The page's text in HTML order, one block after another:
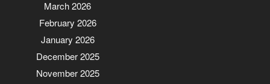
March 2026
February 2026
January 2026
December 2025
November 2025